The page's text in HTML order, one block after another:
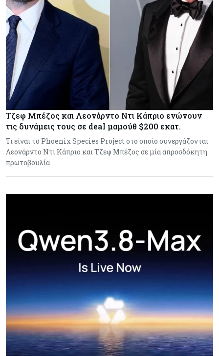
Τζεφ Μπέζος και Λεονάρντο Ντι Κάπριο ενώνουν
τις δυνάμεις τους σε deal μαμούθ $200 εκατ.
Τι είναι το Phoenix Species Project στο οποίο συνεργάζονται
Λεονάρντο Ντι Κάπριο και Τζεφ Μπέζος σε μία απροσδόκητη
πρωτοβουλία